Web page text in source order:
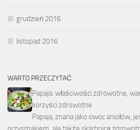
grudzień 2016
listopad 2016
WARTO PRZECZYTAĆ
Papaja: właściwości zdrowotne,
korzyści zdrowotne
Papaja, znana jako owoc aniołów,